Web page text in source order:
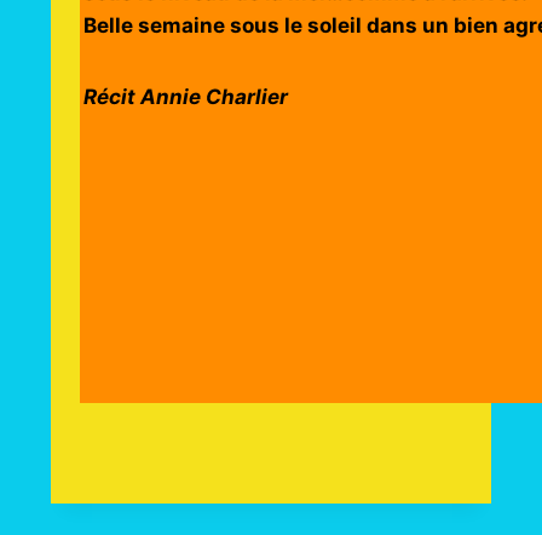
Belle semaine sous le soleil dans un bien
Récit Annie Charlier